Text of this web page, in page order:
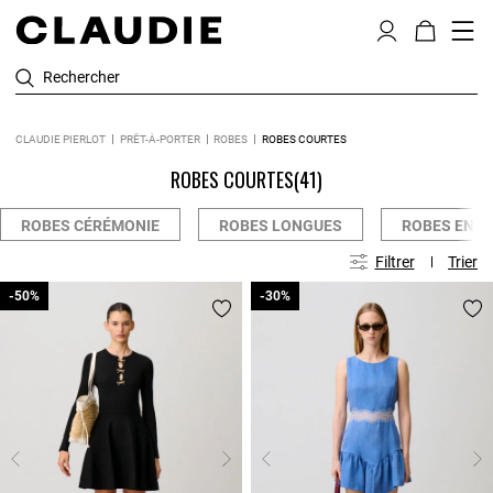
Rechercher
CLAUDIE PIERLOT PRÊT-À-PORTER ROBES ROBES COURTES
ROBES COURTES(41)
ROBES CÉRÉMONIE ROBES LONGUES ROBES EN
Filtrer Trier
-50%
-50% -30%
-30%